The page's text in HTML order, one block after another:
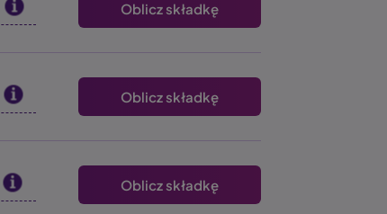
Oblicz składkę
Oblicz składkę
Oblicz składkę